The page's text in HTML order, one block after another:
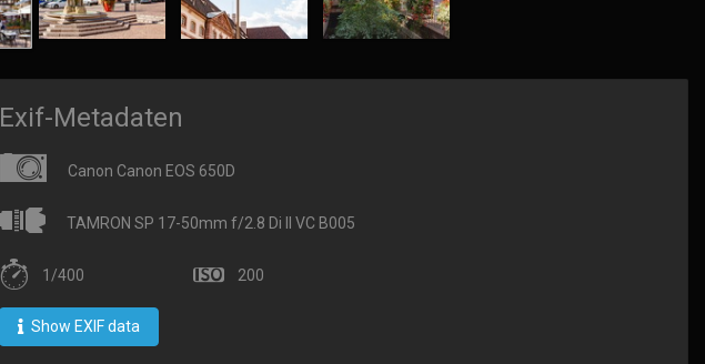
Exif-Metadaten
Canon Canon EOS 650D
TAMRON SP 17-50mm f/2.8 Di II VC B005
1/400 200
Show EXIF data